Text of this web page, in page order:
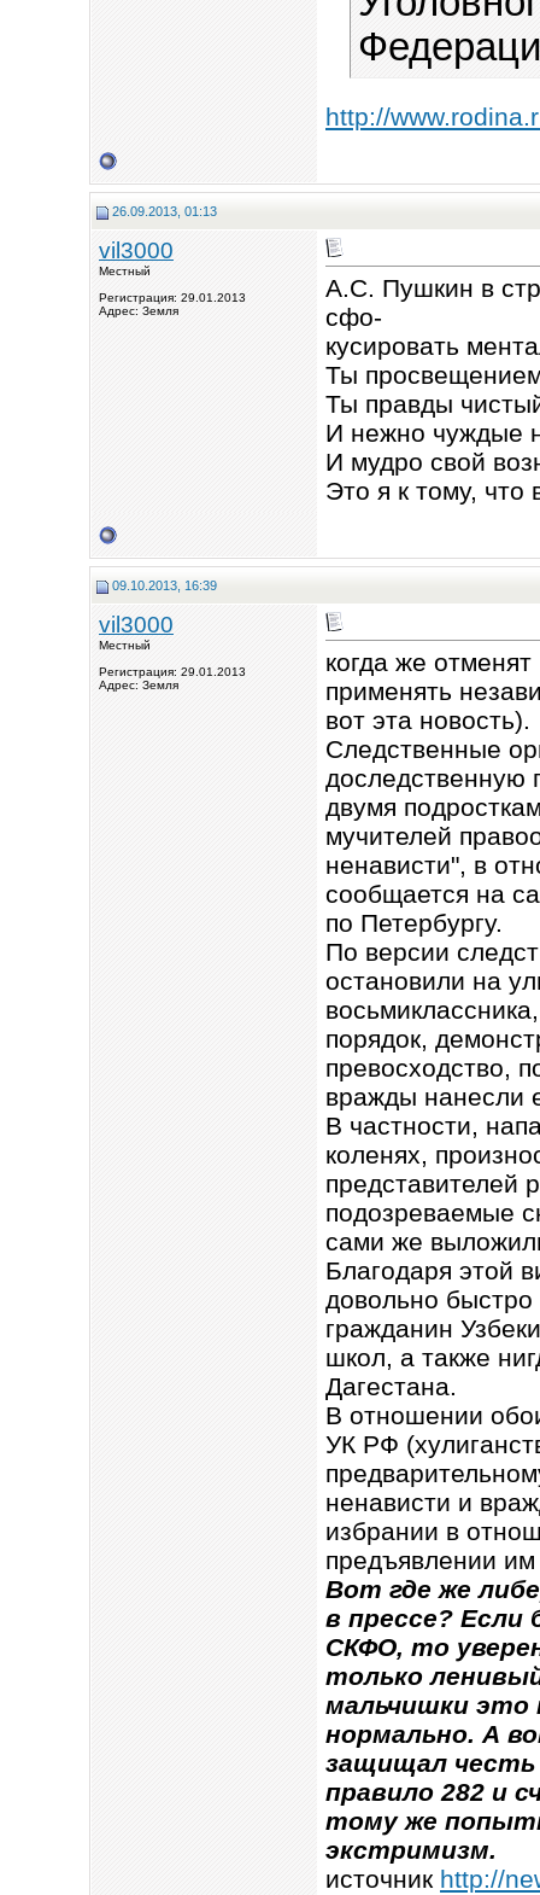
http://
26.09.2013, 01:13
vil3000
Местный
Регистрация: 29.01.2013
Адрес: Земля
А.С. Пушкин в
сфо-
кусировать
Ты
Ты правды
И нежно чуждые
И мудро свой
Это я к тому,
09.10.2013, 16:39
vil3000
Местный
Регистрация: 29.01.2013
Адрес: Земля
когда же
применять
вот эта новость).
Следственные
доследственную
двумя
мучителей
ненависти", в
сообщается на
по Петербургу.
По версии
остановили на
порядок,
превосходство,
вражды нанесли
В частности,
коленях,
представителей
подозреваемые
сами же
Благодаря этой
довольно быстро
гражданин
школ, а также
Дагестана.
В отношении
УК РФ
ненависти и
избрании в
предъявлении
Вот где же
в прессе? Если
СКФО, то
только
мальчишки это
нормально. А
защищал честь
правило 282 и
тому же
экстримизм.
источник http://